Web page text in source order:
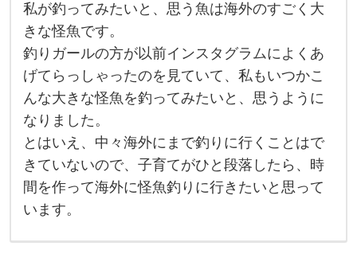
私
が
釣
っ
て
み
た
い
と
、
思
う
魚
は
海
外
ご
私が釣ってみたいと、思う魚は海外のすごく大
きな怪魚です。
釣りガールの方が以前インスタグラムによくあ
げてらっしゃったのを見ていて、私もいつかこ
んな大きな怪魚を釣ってみたいと、思うように
なりました。
とはいえ、中々海外にまで釣りに行くことはで
きていないので、子育てがひと段落したら、時
間を作って海外に怪魚釣りに行きたいと思って
います。